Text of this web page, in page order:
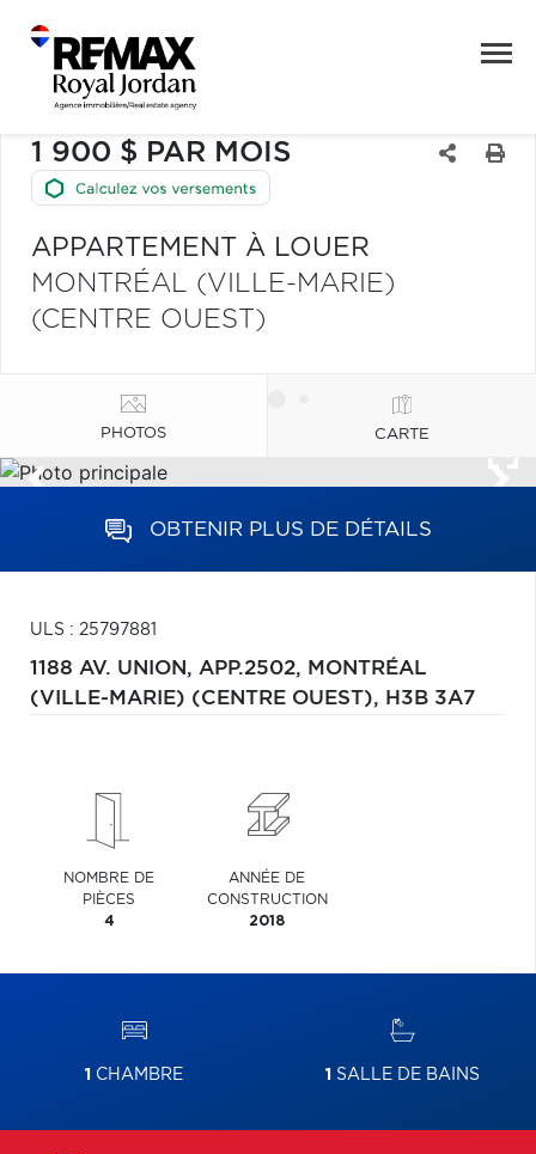
1 900 $ PAR MOIS
APPARTEMENT À LOUER
MONTRÉAL (VILLE-MARIE)
(CENTRE OUEST)
PHOTOS CARTE
OBTENIR PLUS DE DÉTAILS
ULS : 25797881
1188 AV. UNION, APP.2502, MONTRÉAL
(VILLE-MARIE) (CENTRE OUEST), H3B 3A7
NOMBRE DE
PIÈCES
4
ANNÉE DE
CONSTRUCTION
2018
1 CHAMBRE 1 SALLE DE BAINS